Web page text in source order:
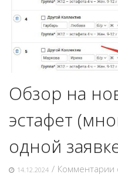
Обзор на
эстафет
одной
14.12.2024 / Комментарии к